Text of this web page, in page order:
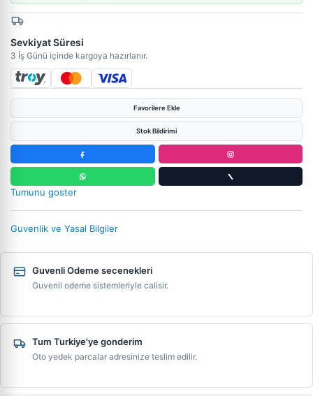
Sevkiyat Süresi
3 İş Günü içinde kargoya hazırlanır.
Favorilere Ekle
Stok Bildirimi
Tumunu goster
Guvenlik ve Yasal Bilgiler
Guvenli Odeme secenekleri
Guvenli odeme sistemleriyle calisir.
Tum Turkiye'ye gonderim
Oto yedek parcalar adresinize teslim edilir.